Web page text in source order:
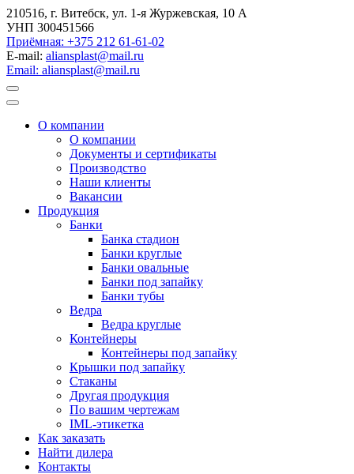
210516, г. Витебск, ул. 1-я Журжевская, 10 А
УНП 300451566
Приёмная: +375 212 61-61-02
E-mail: aliansplast@mail.ru
Email: aliansplast@mail.ru
О компании
О компании
Документы и сертификаты
Производство
Наши клиенты
Вакансии
Продукция
Банки
Банка стадион
Банки круглые
Банки овальные
Банки под запайку
Банки тубы
Ведра
Ведра круглые
Контейнеры
Контейнеры под запайку
Крышки под запайку
Стаканы
Другая продукция
По вашим чертежам
IML-этикетка
Как заказать
Найти дилера
Контакты